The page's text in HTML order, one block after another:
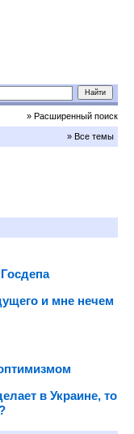
» Расширенный поиск
» Все темы
и мне нечем
в Украине, то